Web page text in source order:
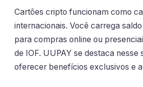
Cartões cripto funcionam como
internacionais. Você carrega
para compras online ou
de IOF. UUPAY se destaca nesse
oferecer benefícios exclusivos e